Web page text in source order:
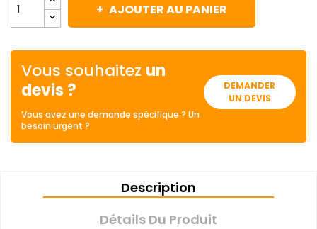
AJOUTER AU PANIER
Vous souhaitez un
devis ?
Vous avez une demande spécifique ? Un
besoin urgent ?
DEMANDER
UN DEVIS
Description
Détails Du Produit